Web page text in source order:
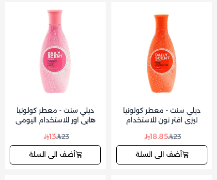
ديلي سنت - معطر كولونيا
ليزي افتر نون للاستخدام
23
18.85
أضف الى السلة
ديلي سنت - معطر كولونيا
هابي اور للاستخدام اليومي
23
13
أضف الى السلة